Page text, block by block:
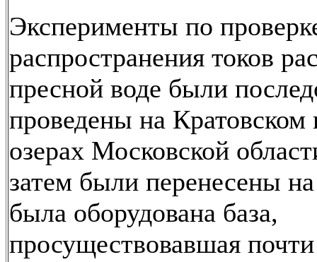
Эксперименты по
распространения токов
пресной воде были
проведены на
озерах Московской
затем были перенесены
была оборудована база,
просуществовавшая